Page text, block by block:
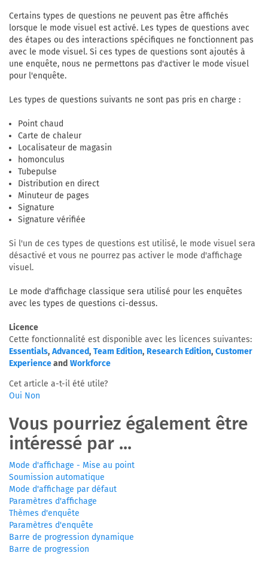
Certains types de questions ne peuvent pas être affichés
lorsque le mode visuel est activé. Les types de questions avec
des étapes ou des interactions spécifiques ne fonctionnent pas
avec le mode visuel. Si ces types de questions sont ajoutés à
une enquête, nous ne permettons pas d'activer le mode visuel
pour l'enquête.
Les types de questions suivants ne sont pas pris en charge :
Point chaud
Carte de chaleur
Localisateur de magasin
homonculus
Tubepulse
Distribution en direct
Minuteur de pages
Signature
Signature vérifiée
Si l'un de ces types de questions est utilisé, le mode visuel sera
désactivé et vous ne pourrez pas activer le mode d'affichage
visuel.
Le mode d'affichage classique sera utilisé pour les enquêtes
avec les types de questions ci-dessus.
Licence
Cette fonctionnalité est disponible avec les licences suivantes:
Essentials, Advanced, Team Edition, Research Edition, Customer
Experienceand Workforce
Cet article a-t-il été utile?
Oui Non
Vous pourriez également être
intéressé par ...
Mode d'affichage - Mise au point
Soumission automatique
Mode d'affichage par défaut
Paramètres d'affichage
Thèmes d'enquête
Paramètres d'enquête
Barre de progression dynamique
Barre de progression